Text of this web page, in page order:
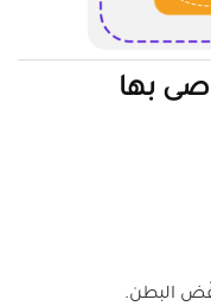
البطن.